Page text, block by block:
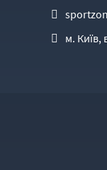
м. Київ,